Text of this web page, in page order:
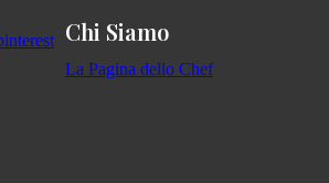
Chi Siamo
La Pagina dello Chef